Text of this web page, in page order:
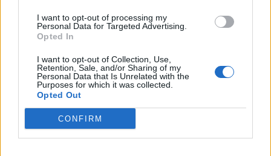
I want to opt-out of processing my
Personal Data for Targeted Advertising.
Opted In
I want to opt-out of Collection, Use,
Retention, Sale, and/or Sharing of my
Personal Data that Is Unrelated with the
Purposes for which it was collected.
Opted Out
CONFIRM
Ο Philip Glass θα γιορτάσει τα 90ά του γενέθλια στις 31
Ιανουαρίου 2027 με μια πολυετή, διεθνή σειρά εκδηλώσεων
Νο. 15: Lincoln" και επετειακά